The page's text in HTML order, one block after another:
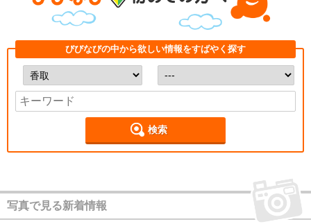
びびなびの中から欲しい情報をすばやく探す
検索
写真で見る新着情報